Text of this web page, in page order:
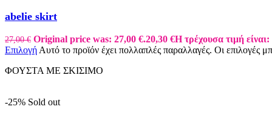
abelie skirt
27,00€ Original price was: 27,00 €.20,30 €Η τρέχουσα τιμή
Επιλογή Αυτό το προϊόν έχει πολλαπλές παραλλαγές. Οι επιλογές
ΦΟΥΣΤΑ ΜΕ ΣΚΙΣΙΜΟ
-25% Sold out